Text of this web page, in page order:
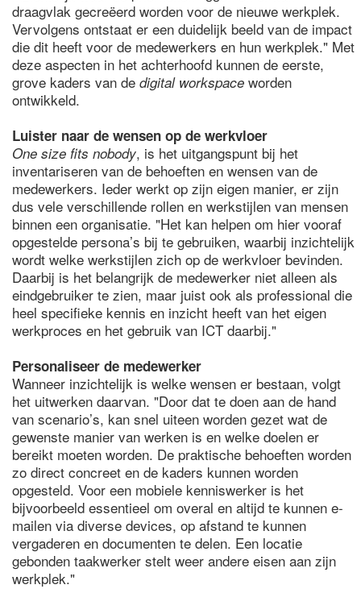
draagvlak gecreëerd worden voor de nieuwe werkplek.
Vervolgens ontstaat er een duidelijk beeld van de impact
die dit heeft voor de medewerkers en hun werkplek." Met
deze aspecten in het achterhoofd kunnen de eerste,
grove kaders van de digital workspace worden
ontwikkeld.
Luister naar de wensen op de werkvloer
One size fits nobody, is het uitgangspunt bij het
inventariseren van de behoeften en wensen van de
medewerkers. Ieder werkt op zijn eigen manier, er zijn
dus vele verschillende rollen en werkstijlen van mensen
binnen een organisatie. "Het kan helpen om hier vooraf
opgestelde persona’s bij te gebruiken, waarbij inzichtelijk
wordt welke werkstijlen zich op de werkvloer bevinden.
Daarbij is het belangrijk de medewerker niet alleen als
eindgebruiker te zien, maar juist ook als professional die
heel specifieke kennis en inzicht heeft van het eigen
werkproces en het gebruik van ICT daarbij."
Personaliseer de medewerker
Wanneer inzichtelijk is welke wensen er bestaan, volgt
het uitwerken daarvan. "Door dat te doen aan de hand
van scenario’s, kan snel uiteen worden gezet wat de
gewenste manier van werken is en welke doelen er
bereikt moeten worden. De praktische behoeften worden
zo direct concreet en de kaders kunnen worden
opgesteld. Voor een mobiele kenniswerker is het
bijvoorbeeld essentieel om overal en altijd te kunnen e-
mailen via diverse devices, op afstand te kunnen
vergaderen en documenten te delen. Een locatie
gebonden taakwerker stelt weer andere eisen aan zijn
werkplek."